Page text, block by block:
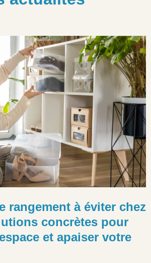
rangement à éviter chez
concrètes pour
et apaiser votre